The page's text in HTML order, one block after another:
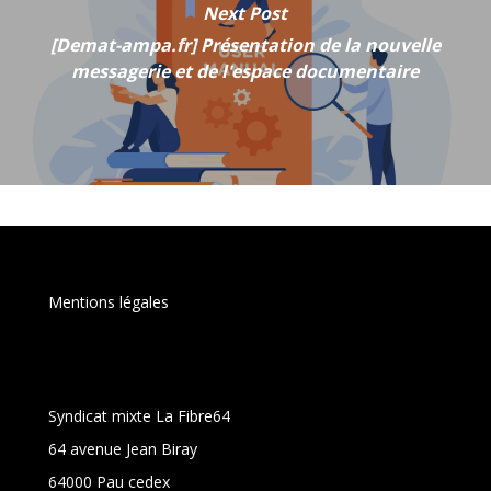
Next Post
[Demat-ampa.fr] Présentation de la nouvelle
messagerie et de l'espace documentaire
Mentions légales
Syndicat mixte La Fibre64
64 avenue Jean Biray
64000 Pau cedex